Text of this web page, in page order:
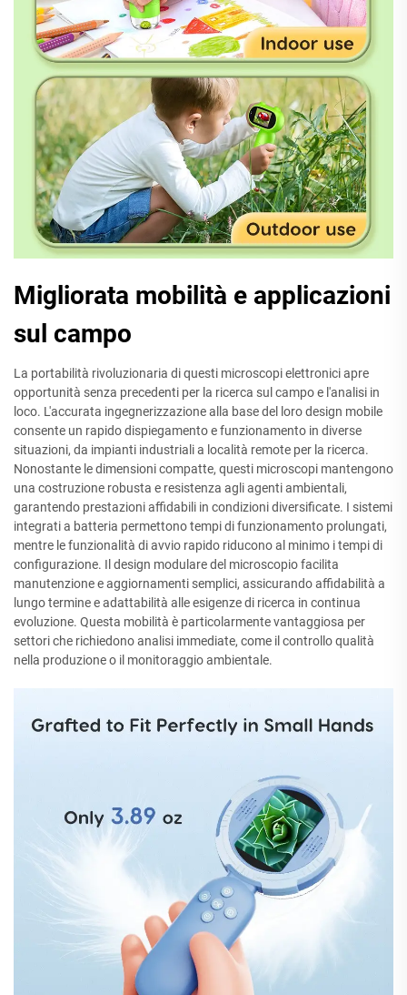
Migliorata mobilità e applicazioni
sul campo
La portabilità rivoluzionaria di questi microscopi elettronici apre
opportunità senza precedenti per la ricerca sul campo e l'analisi in
loco. L'accurata ingegnerizzazione alla base del loro design mobile
consente un rapido dispiegamento e funzionamento in diverse
situazioni, da impianti industriali a località remote per la ricerca.
Nonostante le dimensioni compatte, questi microscopi mantengono
una costruzione robusta e resistenza agli agenti ambientali,
garantendo prestazioni affidabili in condizioni diversificate. I sistemi
integrati a batteria permettono tempi di funzionamento prolungati,
mentre le funzionalità di avvio rapido riducono al minimo i tempi di
configurazione. Il design modulare del microscopio facilita
manutenzione e aggiornamenti semplici, assicurando affidabilità a
lungo termine e adattabilità alle esigenze di ricerca in continua
evoluzione. Questa mobilità è particolarmente vantaggiosa per
settori che richiedono analisi immediate, come il controllo qualità
nella produzione o il monitoraggio ambientale.